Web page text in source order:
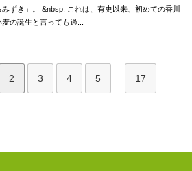
ずき」。 &nbsp; これは、有史以来、初めての香川
麦の誕生と言っても過...
2 3 4 5 17